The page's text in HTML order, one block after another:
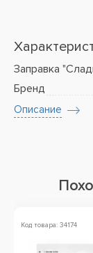
Заправка
Бренд
Описание
Код товара: 34174